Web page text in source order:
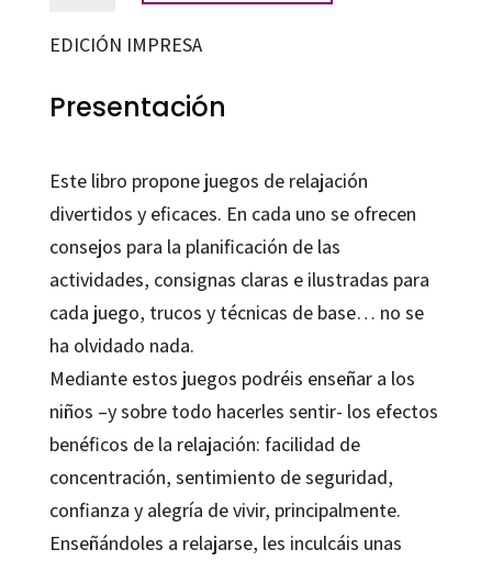
relajación
EDICIÓN IMPRESA
Presentación
Este libro propone juegos de relajación
divertidos y eficaces. En cada uno se ofrecen
consejos para la planificación de las
actividades, consignas claras e ilustradas para
cada juego, trucos y técnicas de base… no se
ha olvidado nada.
Mediante estos juegos podréis enseñar a los
niños –y sobre todo hacerles sentir- los efectos
benéficos de la relajación: facilidad de
concentración, sentimiento de seguridad,
confianza y alegría de vivir, principalmente.
Enseñándoles a relajarse, les inculcáis unas